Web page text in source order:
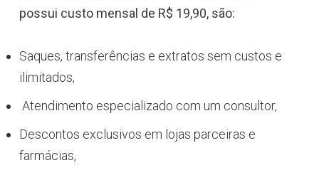
possui custo mensal de R$ 19,90, são:
Saques, transferências e extratos sem custos e
ilimitados,
Atendimento especializado com um consultor,
Descontos exclusivos em lojas parceiras e
farmácias,